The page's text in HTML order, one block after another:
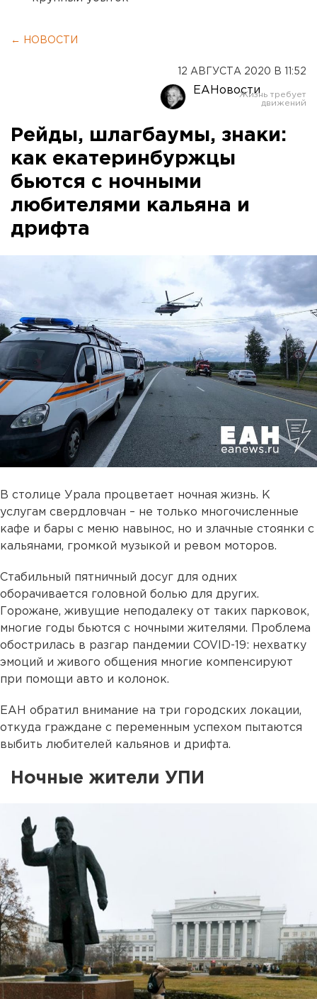
← НОВОСТИ
12 АВГУСТА 2020 В 11:52
ЕАНовости
Рейды, шлагбаумы, знаки:
как екатеринбуржцы
бьются с ночными
любителями кальяна и
дрифта
В столице Урала процветает ночная жизнь. К
услугам свердловчан – не только многочисленные
кафе и бары с меню навынос, но и злачные стоянки с
кальянами, громкой музыкой и ревом моторов.
Стабильный пятничный досуг для одних
оборачивается головной болью для других.
Горожане, живущие неподалеку от таких парковок,
многие годы бьются с ночными жителями. Проблема
обострилась в разгар пандемии COVID-19: нехватку
эмоций и живого общения многие компенсируют
при помощи авто и колонок.
ЕАН обратил внимание на три городских локации,
откуда граждане с переменным успехом пытаются
выбить любителей кальянов и дрифта.
Ночные жители УПИ